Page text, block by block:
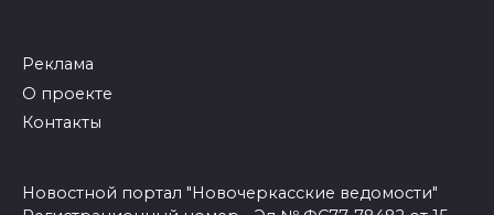
Реклама
О проекте
Контакты
Новостной портал "Новочеркасские ведомости"